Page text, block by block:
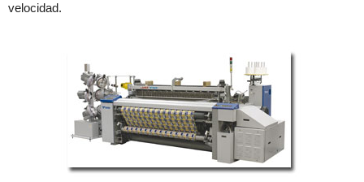
velocidad.